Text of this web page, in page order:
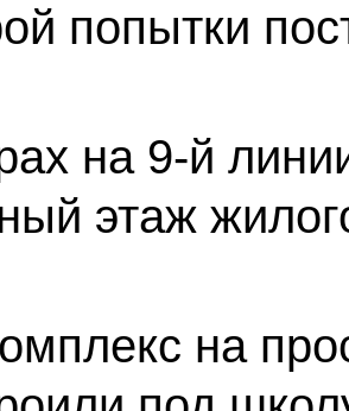
попытки
на 9-й
этаж
на